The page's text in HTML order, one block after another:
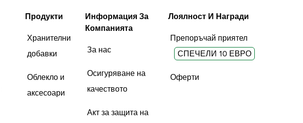
Продукти
Хранителни
добавки
Облекло и
аксесоари
Информация За
Компанията
За нас
Осигуряване на
качеството
Акт за защита на
Лоялност И Награди
Препоръчай приятел
СПЕЧЕЛИ 10 ЕВРО
Оферти